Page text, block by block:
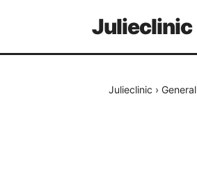
Julieclinic
Julieclinic › General